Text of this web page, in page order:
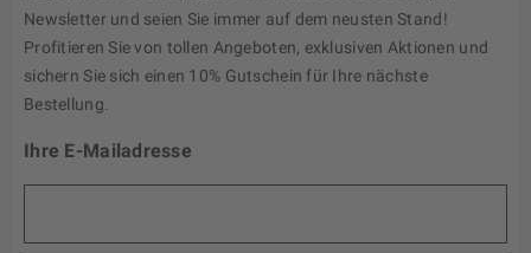
Newsletter und seien Sie immer auf dem neusten Stand!
Profitieren Sie von tollen Angeboten, exklusiven Aktionen und
sichern Sie sich einen 10% Gutschein für Ihre nächste
Bestellung.
Ihre E-Mailadresse